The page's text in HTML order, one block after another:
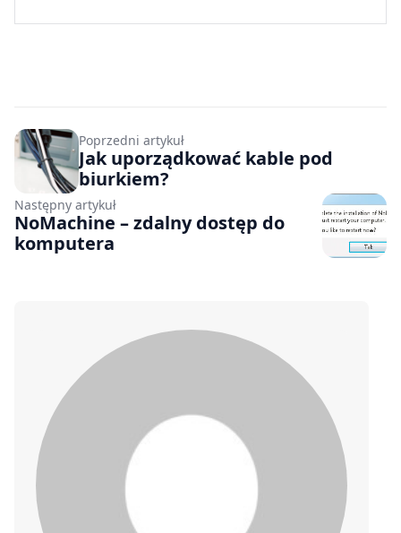
Poprzedni artykuł
Jak uporządkować kable pod
biurkiem?
Następny artykuł
NoMachine – zdalny dostęp do
komputera